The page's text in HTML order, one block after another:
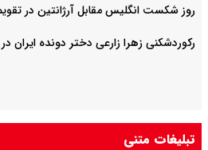
روز شکست انگلیس مقابل آرژانتین در
رکوردشکنی زهرا زارعی دختر دونده ایران
تبلیغات متنی